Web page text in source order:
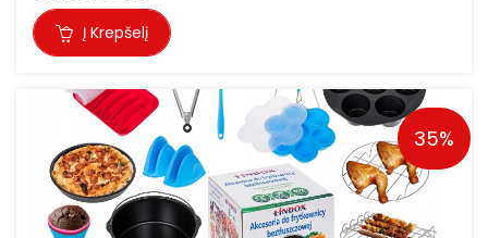
Į Krepšelį
35%